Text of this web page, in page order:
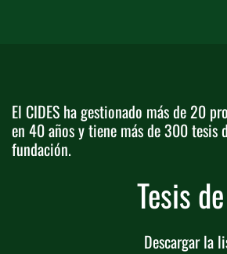
El CIDES ha gestionado más de 20
en 40 años y tiene más de 300 tesis
fundación.
Tesis
Descargar la